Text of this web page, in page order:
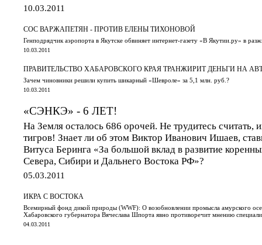
10.03.2011
СОС ВАРЖАПЕТЯН - ПРОТИВ ЕЛЕНЫ ТИХОНОВОЙ
Генподрядчик аэропорта в Якутске обвиняет интернет-газету «В Якутии.ру» в
10.03.2011
ПРАВИТЕЛЬСТВО ХАБАРОВСКОГО КРАЯ ТРАНЖИРИТ ДЕНЬГИ НА
Зачем чиновники решили купить шикарный «Шевроле» за 5,1 млн. руб.?
10.03.2011
«СЭНКЭ» - 6 ЛЕТ!
На Земля осталось 686 орочей. Не трудитесь
тигров! Знает ли об этом Виктор Иванович Ишаев,
Витуса Беринга «За большой вклад в развитие
Севера, Сибири и Дальнего Востока РФ»?
05.03.2011
ИКРА С ВОСТОКА
Всемирный фонд дикой природы (WWF): О возобновлении промысла амурского
Хабаровского губернатора Вячеслава Шпорта явно противоречит мнению
04.03.2011